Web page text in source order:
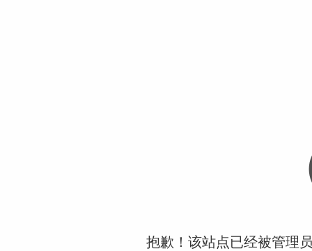
抱歉！该站点已经被管理